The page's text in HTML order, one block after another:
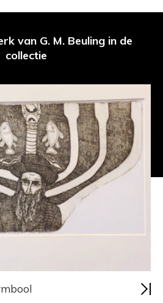
van G. M. Beuling in de
collectie